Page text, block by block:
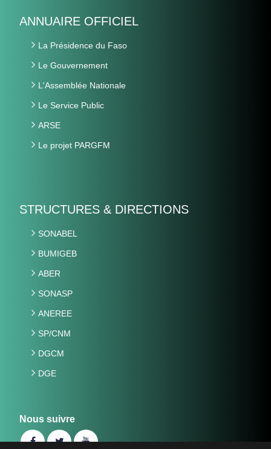
ANNUAIRE OFFICIEL
La Présidence du Faso
Le Gouvernement
L'Assemblée Nationale
Le Service Public
ARSE
Le projet PARGFM
STRUCTURES & DIRECTIONS
SONABEL
BUMIGEB
ABER
SONASP
ANEREE
SP/CNM
DGCM
DGE
Nous suivre